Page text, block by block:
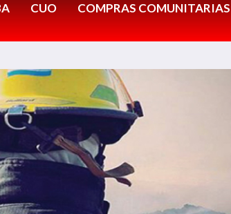
CUO COMPRAS COMUNITARIAS